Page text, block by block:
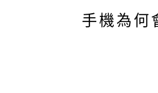
手機為何